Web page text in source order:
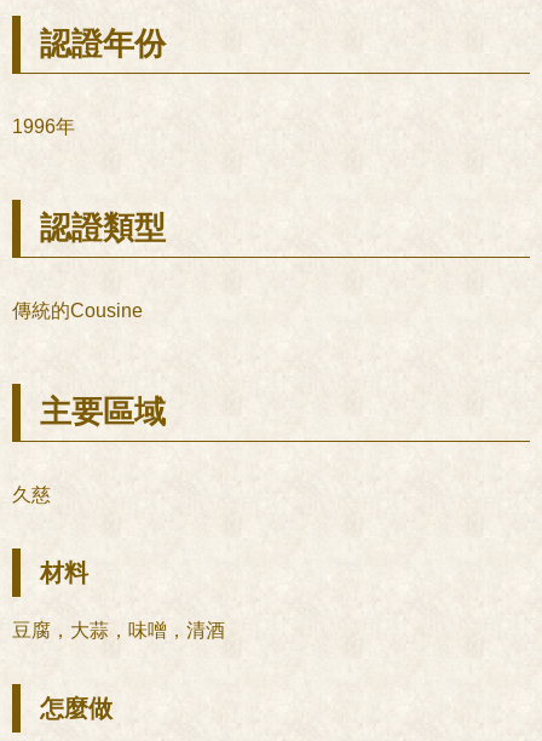
認證年份
1996年
認證類型
傳統的Cousine
主要區域
久慈
材料
豆腐，大蒜，味噌，清酒
怎麼做